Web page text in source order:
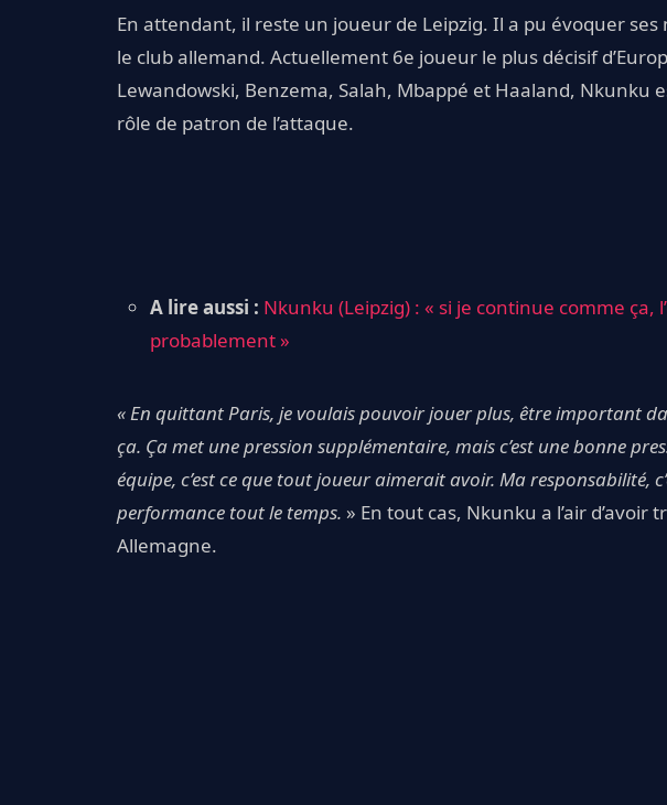
En attendant, il reste un joueur de Leipzig. Il a pu évoquer
le club allemand. Actuellement 6e joueur le plus décisif
Lewandowski, Benzema, Salah, Mbappé et Haaland, Nkunku
rôle de patron de l’attaque.
A lire aussi : Nkunku (Leipzig) : « si je continue comme ça,
probablement »
« En quittant Paris, je voulais pouvoir jouer plus, être important
ça. Ça met une pression supplémentaire, mais c’est une bonne
équipe, c’est ce que tout joueur aimerait avoir. Ma responsabilité,
performance tout le temps. » En tout cas, Nkunku a l’air d’avoir
Allemagne.